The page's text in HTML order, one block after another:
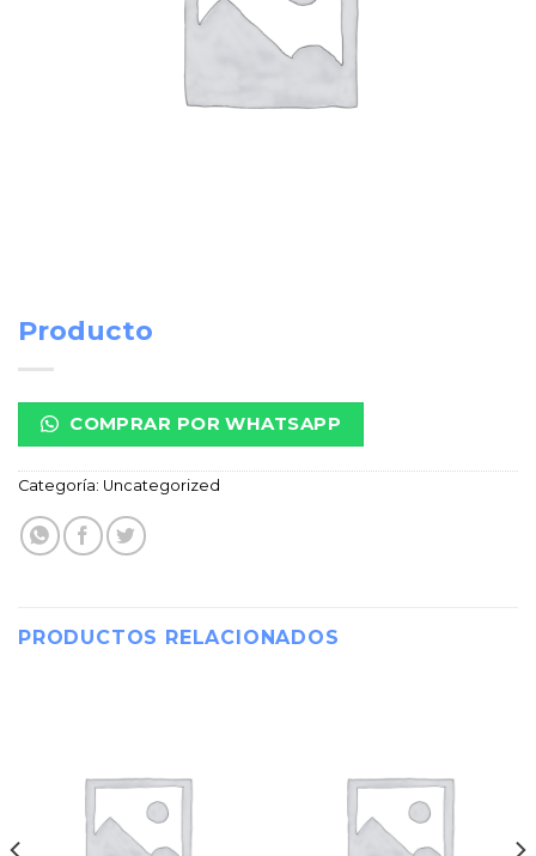
Producto
COMPRAR POR WHATSAPP
Categoría: Uncategorized
PRODUCTOS RELACIONADOS